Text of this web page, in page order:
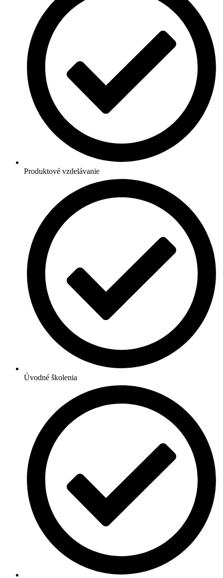
Produktové vzdelávanie
Úvodné školenia